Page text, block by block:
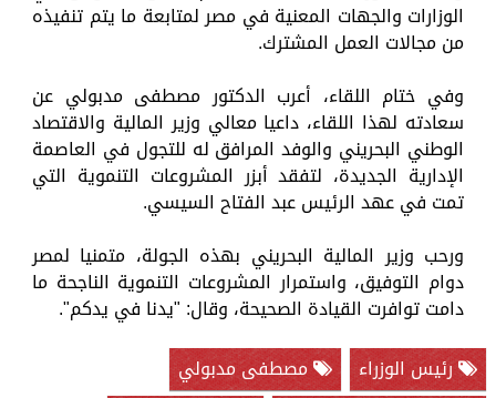
الوزارات والجهات المعنية في مصر لمتابعة ما يتم تنفيذه
من مجالات العمل المشترك.
وفي ختام اللقاء، أعرب الدكتور مصطفى مدبولي عن
سعادته لهذا اللقاء، داعيا معالي وزير المالية والاقتصاد
الوطني البحريني والوفد المرافق له للتجول في العاصمة
الإدارية الجديدة، لتفقد أبزر المشروعات التنموية التي
تمت في عهد الرئيس عبد الفتاح السيسي.
ورحب وزير المالية البحريني بهذه الجولة، متمنيا لمصر
دوام التوفيق، واستمرار المشروعات التنموية الناجحة ما
دامت توافرت القيادة الصحيحة، وقال: "يدنا في يدكم".
رئيس الوزراء
مصطفى مدبولي